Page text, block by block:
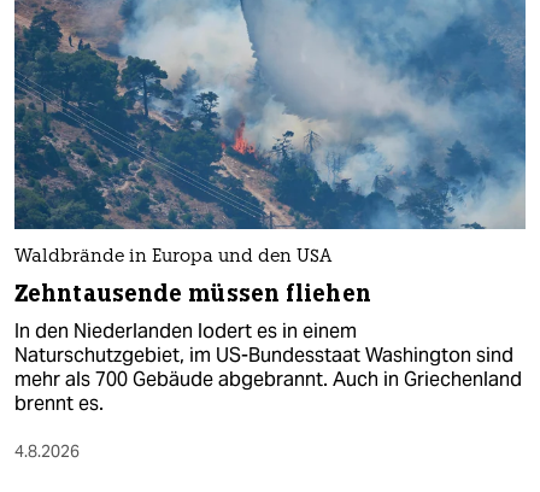
Waldbrände in Europa und den USA
Zehntausende müssen fliehen
In den Niederlanden lodert es in einem
Naturschutzgebiet, im US-Bundesstaat Washington sind
mehr als 700 Gebäude abgebrannt. Auch in Griechenland
brennt es.
4.8.2026